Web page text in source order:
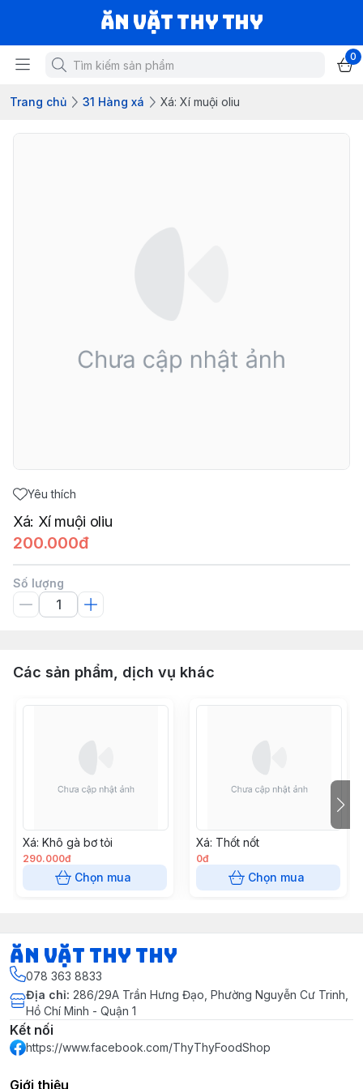
Ăn vặt Thy Thy
0
Trang chủ 31 Hàng xá Xá: Xí muội oliu
Yêu thích
Xá: Xí muội oliu
200.000đ
Số lượng
Các sản phẩm, dịch vụ khác
Xá: Khô gà bơ tỏi
290.000đ
Chọn mua
Xá: Thốt nốt
0đ
Chọn mua
Ăn vặt Thy Thy
078 363 8833
Địa chỉ: 286/29A Trần Hưng Đạo, Phường Nguyễn Cư Trinh,
Hồ Chí Minh - Quận 1
Kết nối
https://www.facebook.com/ThyThyFoodShop
Giới thiệu